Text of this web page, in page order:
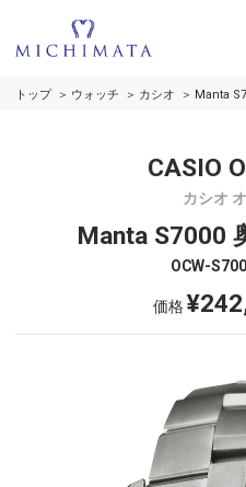
トップ ウォッチ カシオ Manta
CASIO
カシオ
Manta S7000
OCW-
価格